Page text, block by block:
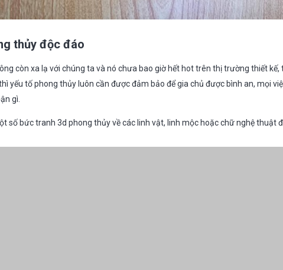
thủy độc đáo
còn xa lạ với chúng ta và nó chưa bao giờ hết hot trên thị trường thiết kế,
yếu tố phong thủy luôn cần được đảm bảo để gia chủ được bình an, mọi
gì.
số bức tranh 3d phong thủy về các linh vật, linh mộc hoặc chữ nghệ thuật